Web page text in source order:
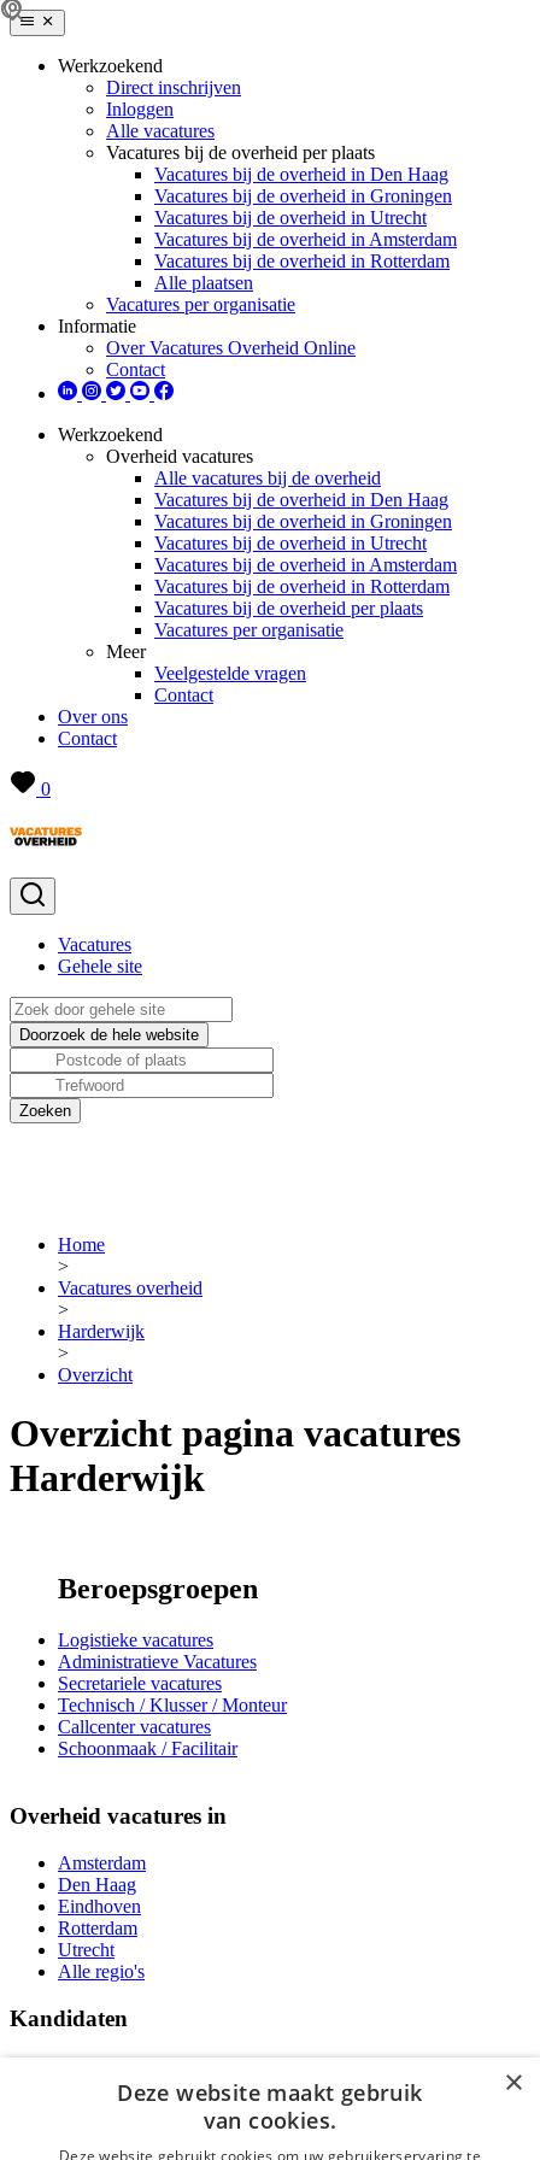
Werkzoekend
Direct inschrijven
Inloggen
Alle vacatures
Vacatures bij de overheid per plaats
Vacatures bij de overheid in Den Haag
Vacatures bij de overheid in Groningen
Vacatures bij de overheid in Utrecht
Vacatures bij de overheid in Amsterdam
Vacatures bij de overheid in Rotterdam
Alle plaatsen
Vacatures per organisatie
Informatie
Over Vacatures Overheid Online
Contact
Werkzoekend
Overheid vacatures
Alle vacatures bij de overheid
Vacatures bij de overheid in Den Haag
Vacatures bij de overheid in Groningen
Vacatures bij de overheid in Utrecht
Vacatures bij de overheid in Amsterdam
Vacatures bij de overheid in Rotterdam
Vacatures bij de overheid per plaats
Vacatures per organisatie
Meer
Veelgestelde vragen
Contact
Over ons
Contact
0
Vacatures
Gehele site
Home
>
Vacatures overheid
>
Harderwijk
>
Overzicht
Overzicht pagina vacatures
Harderwijk
Beroepsgroepen
Logistieke vacatures
Administratieve Vacatures
Secretariele vacatures
Technisch / Klusser / Monteur
Callcenter vacatures
Schoonmaak / Facilitair
Overheid vacatures in
Amsterdam
Den Haag
Eindhoven
Rotterdam
Utrecht
Alle regio's
Kandidaten
Vacatures
Over Vacatures Overheid Online
YoungCapital IOS App
×
Deze website maakt gebruik
van cookies.
Deze website gebruikt cookies om uw gebruikerservaring te